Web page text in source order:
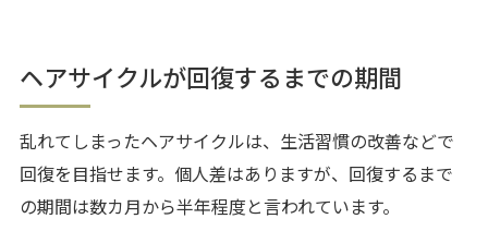
ヘアサイクルが回復するまでの期間
乱れてしまったヘアサイクルは、生活習慣の改善などで
回復を目指せます。個人差はありますが、回復するまで
の期間は数カ月から半年程度と言われています。